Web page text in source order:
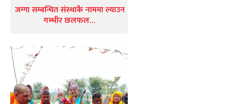
जग्गा सम्बन्धित संस्थाकै नाममा ल्याउन
गम्भीर छलफल…